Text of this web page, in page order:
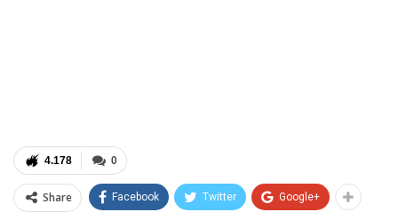
0
4.178
Share Facebook Twitter Google+